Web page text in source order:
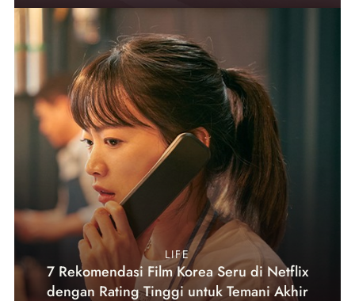
LIFE
7 Rekomendasi Film Korea Seru di Netflix
dengan Rating Tinggi untuk Temani Akhir